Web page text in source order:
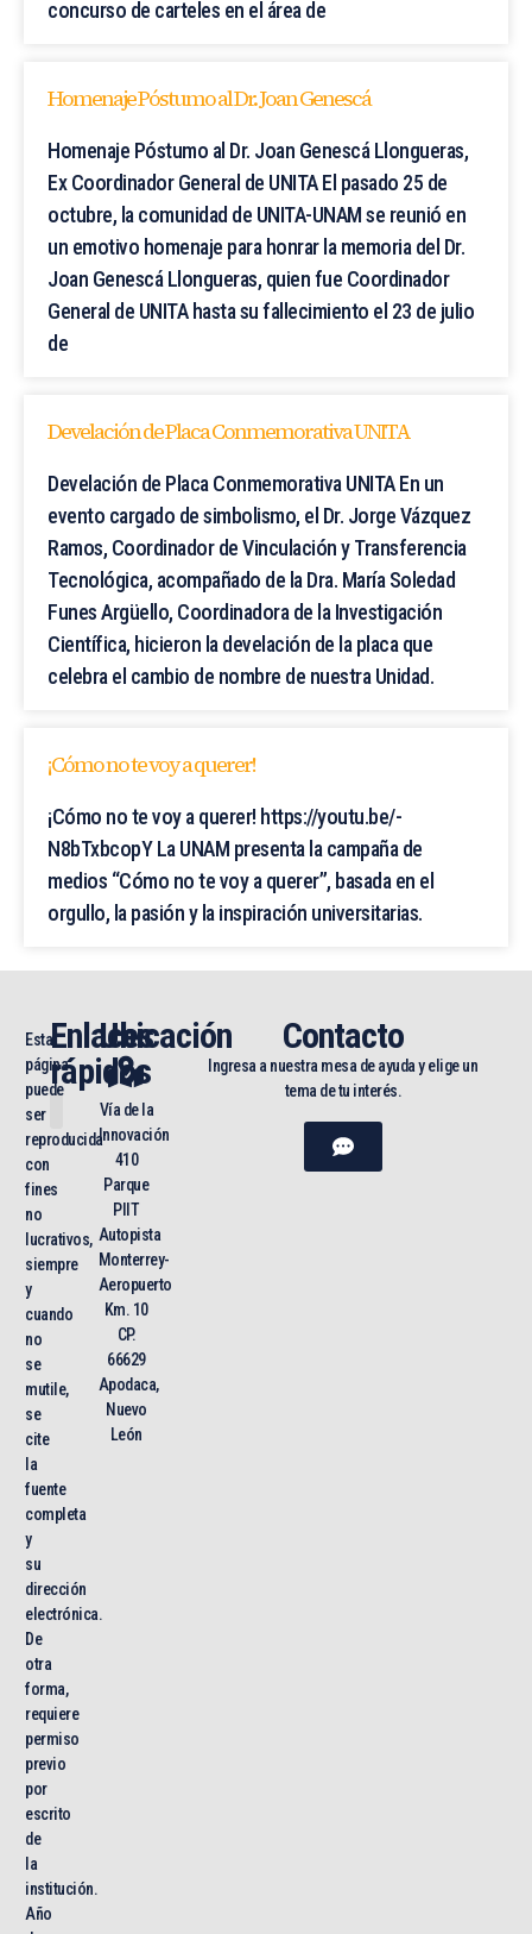
concurso de carteles en el área de
Homenaje Póstumo al Dr. Joan Genescá
Homenaje Póstumo al Dr. Joan Genescá Llongueras,
Ex Coordinador General de UNITA El pasado 25 de
octubre, la comunidad de UNITA-UNAM se reunió en
un emotivo homenaje para honrar la memoria del Dr.
Joan Genescá Llongueras, quien fue Coordinador
General de UNITA hasta su fallecimiento el 23 de julio
de
Develación de Placa Conmemorativa UNITA
Develación de Placa Conmemorativa UNITA En un
evento cargado de simbolismo, el Dr. Jorge Vázquez
Ramos, Coordinador de Vinculación y Transferencia
Tecnológica, acompañado de la Dra. María Soledad
Funes Argüello, Coordinadora de la Investigación
Científica, hicieron la develación de la placa que
celebra el cambio de nombre de nuestra Unidad.
¡Cómo no te voy a querer!
¡Cómo no te voy a querer! https://youtu.be/-
N8bTxbcopY La UNAM presenta la campaña de
medios “Cómo no te voy a querer”, basada en el
orgullo, la pasión y la inspiración universitarias.
Esta
página
puede
ser
reproducida
con
fines
no
lucrativos,
siempre
y
cuando
no
se
mutile,
se
cite
la
fuente
completa
y
su
dirección
electrónica.
De
otra
forma,
requiere
permiso
previo
por
escrito
de
la
institución.
Año
Enlaces
rápidos
Ubicación
Vía de la
Innovación
410
Parque
PIIT
Autopista
Monterrey-
Aeropuerto
Km. 10
CP.
66629
Apodaca,
Nuevo
León
Contacto
Ingresa a nuestra mesa de ayuda y elige un
tema de tu interés.